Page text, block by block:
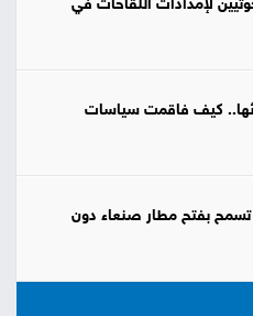
لإمدادات اللقاحات في
كيف فاقمت سياسات
تسمح بفتح مطار صنعاء دون